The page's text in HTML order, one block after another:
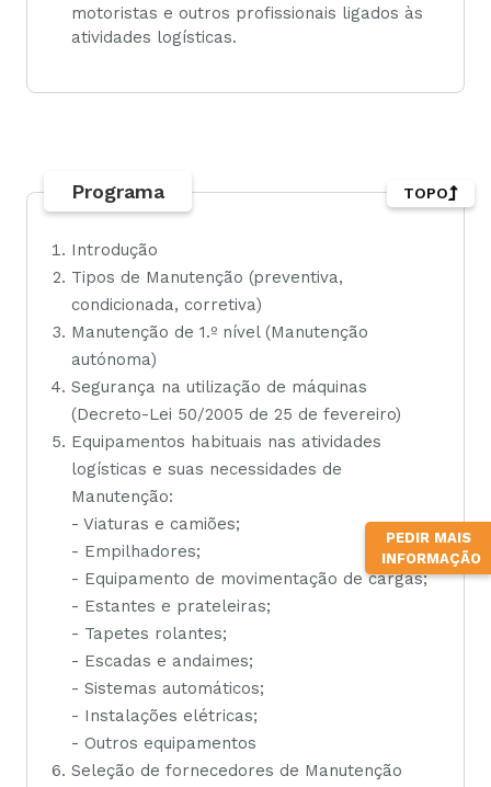
PEDIR MAIS
INFORMAÇÃO
motoristas e outros profissionais ligados às
atividades logísticas.
Programa
Introdução
Tipos de Manutenção (preventiva,
condicionada, corretiva)
Manutenção de 1.º nível (Manutenção
autónoma)
Segurança na utilização de máquinas
(Decreto-Lei 50/2005 de 25 de fevereiro)
Equipamentos habituais nas atividades
logísticas e suas necessidades de
Manutenção:
- Viaturas e camiões;
- Empilhadores;
- Equipamento de movimentação de cargas;
- Estantes e prateleiras;
- Tapetes rolantes;
- Escadas e andaimes;
- Sistemas automáticos;
- Instalações elétricas;
- Outros equipamentos
Seleção de fornecedores de Manutenção
TOPO